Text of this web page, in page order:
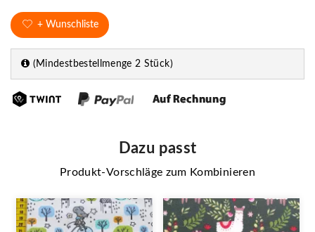
+ Wunschliste
(Mindestbestellmenge 2 Stück)
Dazu passt
Produkt-Vorschläge zum Kombinieren